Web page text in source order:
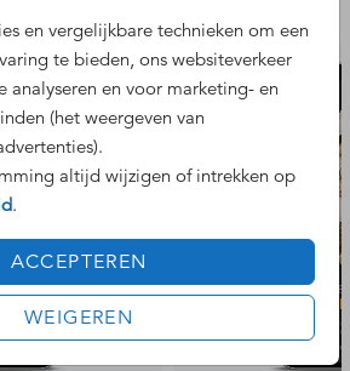
en vergelijkbare technieken om een
te bieden, ons websiteverkeer
analyseren en voor marketing- en
(het weergeven van
altijd wijzigen of intrekken op
.
ACCEPTEREN
WEIGEREN
binnen één werkdag binnen via de
ideaal voor WhatsApp, e-
ontwerpen